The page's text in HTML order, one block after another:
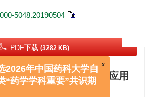
5048.20190504
PDF下载 (3282 KB)
在肿瘤诊疗一体化中的应用
x
选2026年中国药科大学自
类“药学学科重要”共识期